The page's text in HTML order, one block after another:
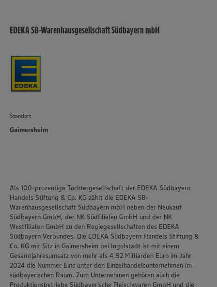
EDEKA SB-Warenhausgesellschaft Südbayern mbH
Standort
Gaimersheim
Als 100-prozentige Tochtergesellschaft der EDEKA Südbayern
Handels Stiftung & Co. KG zählt die EDEKA SB-
Warenhausgesellschaft Südbayern mbH neben der Neukauf
Südbayern GmbH, der NK Südfilialen GmbH und der NK
Westfilialen GmbH zu den Regiegesellschaften des EDEKA
Südbayern Verbundes. Die EDEKA Südbayern Handels Stiftung &
Co. KG mit Sitz in Gaimersheim bei Ingolstadt ist mit einem
Gesamtjahresumsatz von mehr als 4,82 Milliarden Euro im Jahr
2024 die Nummer Eins unter den Einzelhandelsunternehmen im
südbayerischen Raum. Zum Unternehmen gehören auch die
Produktionsbetriebe Südbayerische Fleischwaren GmbH und die